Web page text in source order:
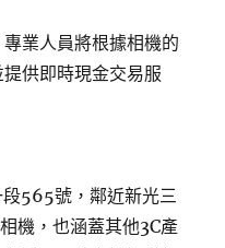
專業人員將根據相機的
供即時現金交易服
565號，鄰近新光三
機，也涵蓋其他3C產